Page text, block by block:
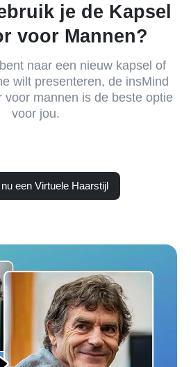
je de Kapsel
voor Mannen?
naar een nieuw kapsel of
wilt presenteren, de insMind
voor mannen is de beste optie
voor jou.
een Virtuele Haarstijl